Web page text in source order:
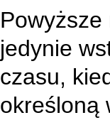
Powyższe
jedynie
czasu,
określoną